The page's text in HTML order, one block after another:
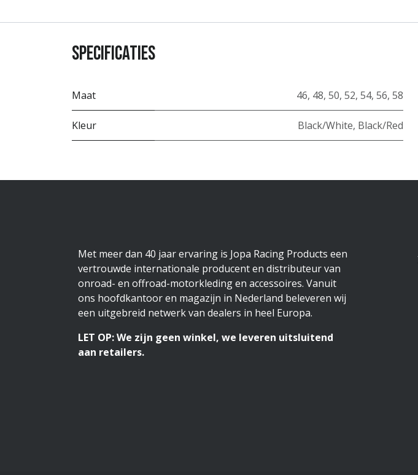
Specificaties
Maat 46, 48, 50, 52, 54, 56, 58
Kleur Black/White, Black/Red
Met meer dan 40 jaar ervaring is Jopa Racing Products een
vertrouwde internationale producent en distributeur van
onroad- en offroad-motorkleding en accessoires. Vanuit
ons hoofdkantoor en magazijn in Nederland beleveren wij
een uitgebreid netwerk van dealers in heel Europa.
LET OP: We zijn geen winkel, we leveren uitsluitend
aan retailers.